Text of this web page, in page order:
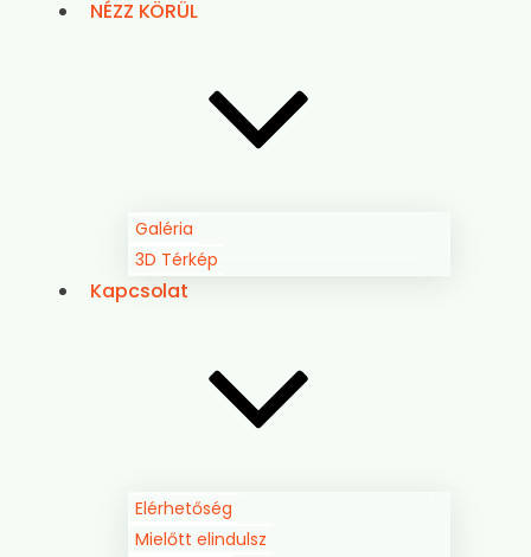
NÉZZ KÖRÜL
Galéria
3D Térkép
Kapcsolat
Elérhetőség
Mielőtt elindulsz